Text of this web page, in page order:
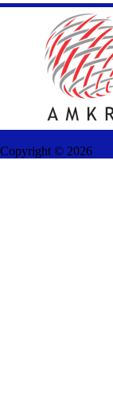
Copyright © 2026